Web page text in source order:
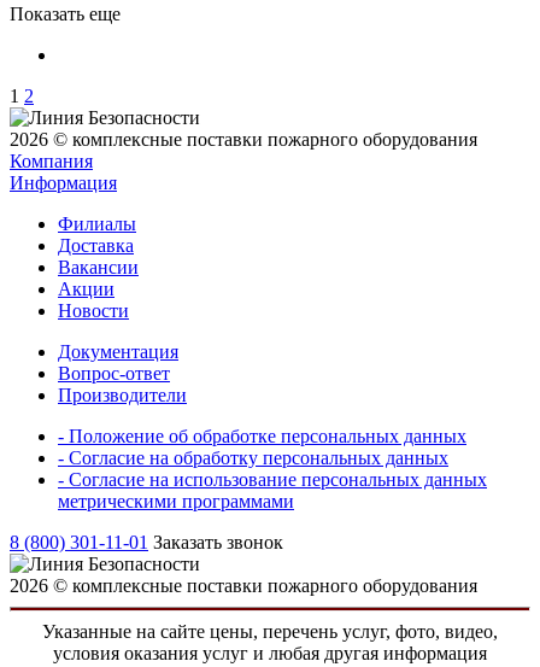
Показать еще
1 2
2026 © комплексные поставки пожарного оборудования
Компания
Информация
Филиалы
Доставка
Вакансии
Акции
Новости
Документация
Вопрос-ответ
Производители
- Положение об обработке персональных данных
- Согласие на обработку персональных данных
- Согласие на использование персональных данных
метрическими программами
8 (800) 301-11-01 Заказать звонок
2026 © комплексные поставки пожарного оборудования
Указанные на сайте цены, перечень услуг, фото, видео,
условия оказания услуг и любая другая информация